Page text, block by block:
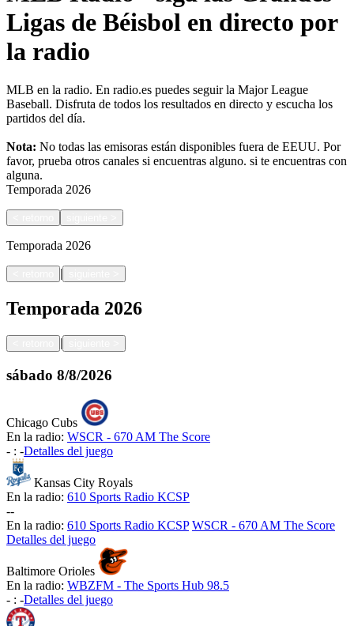
Ligas de Béisbol en directo por
la radio
MLB en la radio. En radio.es puedes seguir la Major League
Baseball. Disfruta de todos los resultados en directo y escucha los
partidos del día.
Nota: No todas las emisoras están disponibles fuera de EEUU. Por
favor, prueba otros canales si encuentras alguno. si te encuentras con
alguna.
Temporada 2026
Temporada 2026
|
Temporada 2026
|
sábado 8/8/2026
Chicago Cubs
En la radio: WSCR - 670 AM The Score
- : -Detalles del juego
Kansas City Royals
En la radio: 610 Sports Radio KCSP
--
En la radio: 610 Sports Radio KCSP WSCR - 670 AM The Score
Detalles del juego
Baltimore Orioles
En la radio: WBZFM - The Sports Hub 98.5
- : -Detalles del juego